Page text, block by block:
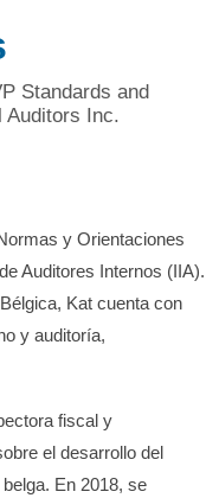
Standards and
Auditors Inc.
y Orientaciones
Auditores Internos (IIA).
Kat cuenta con
y auditoría,
fiscal y
el desarrollo del
En 2018, se